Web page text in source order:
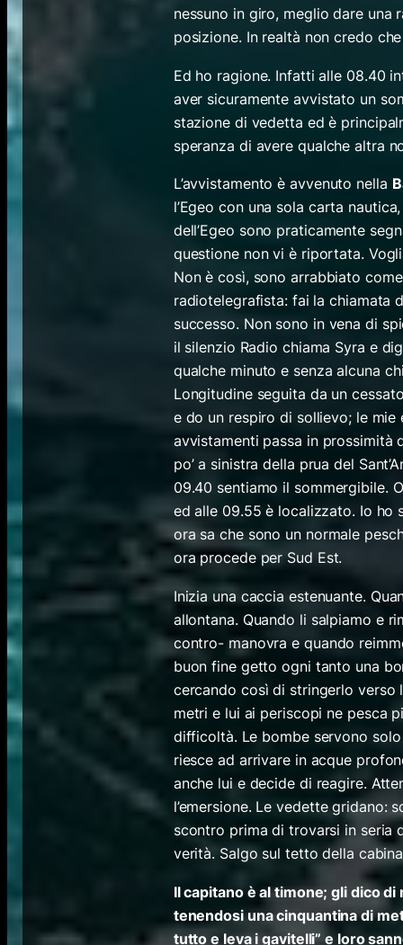
nessuno in giro, meglio dare una
posizione. In realtà non credo
Ed ho ragione. Infatti alle 08.40
aver sicuramente avvistato un
stazione di vedetta ed è
speranza di avere qualche altra
L’avvistamento è avvenuto nella
l’Egeo con una sola carta
dell’Egeo sono praticamente
questione non vi è riportata.
Non è così, sono arrabbiato
radiotelegrafista: fai la chiamata
successo. Non sono in vena di
il silenzio Radio chiama Syra e
qualche minuto e senza alcuna
Longitudine seguita da un
e do un respiro di sollievo; le
avvistamenti passa in prossimità
po’ a sinistra della prua del
09.40 sentiamo il sommergibile.
ed alle 09.55 è localizzato. Io ho
ora sa che sono un normale
ora procede per Sud Est.
Inizia una caccia estenuante.
allontana. Quando li salpiamo e
contro- manovra e quando
buon fine getto ogni tanto una
cercando così di stringerlo verso
metri e lui ai periscopi ne pesca
difficoltà. Le bombe servono
riesce ad arrivare in acque
anche lui e decide di reagire.
l’emersione. Le vedette gridano:
scontro prima di trovarsi in seria
verità. Salgo sul tetto della
Il capitano è al timone; gli dico
tenendosi una cinquantina di
tutto e leva i gavitelli” e loro